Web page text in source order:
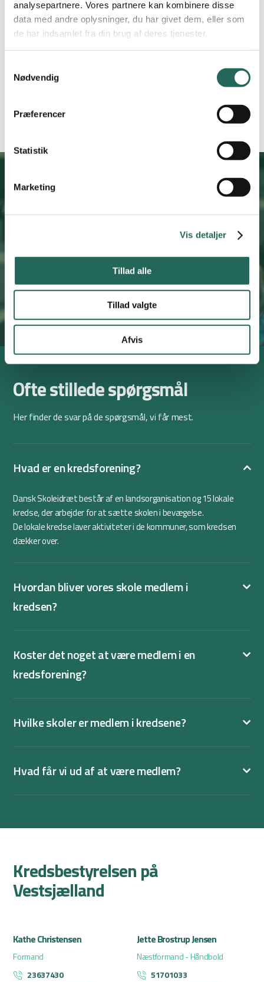
analysepartnere. Vores partnere kan kombinere disse
data med andre oplysninger, du har givet dem, eller som
de har indsamlet fra din brug af deres tjenester.
Nødvendig
Præferencer
Statistik
Marketing
Vis detaljer
Tillad alle
Tillad valgte
Afvis
idrætsundervisning.
Du får indflydelse på kredsens tilbud og aktiviteter, ligesom du
Bliv medlem af Kreds
tag del i
aktiviteterne
Bliv medlem Læs mere om medlemskab
Ofte stillede spørgsmål
Her finder de svar på de spørgsmål, vi får mest.
Hvad er en kredsforening?
Dansk Skoleidræt består af en landsorganisation og 15 lokale
kredse, der arbejder for at sætte skolen i bevægelse.
De lokale kredse laver aktiviteter i de kommuner, som kredsen
dækker over.
Hvordan bliver vores skole medlem i
kredsen?
Koster det noget at være medlem i en
kredsforening?
Hvilke skoler er medlem i kredsene?
Hvad får vi ud af at være medlem?
Kredsbestyrelsen på
Vestsjælland
Kathe Christensen
Formand
23637430
Jette Brostrup Jensen
Næstformand - Håndbold
51701033